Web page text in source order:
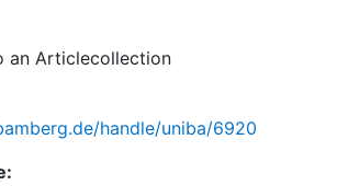
an Articlecollection
handle/uniba/6920